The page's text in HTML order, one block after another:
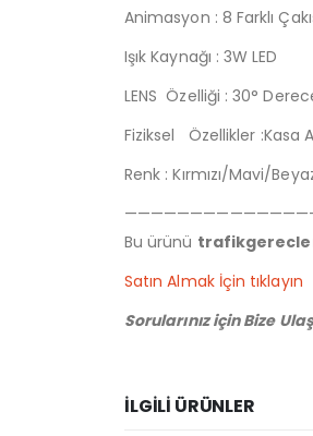
Animasyon : 8 Farklı
Işık Kaynağı : 3W LED
LENS Özelliği : 30°
Fiziksel Özellikler :Kasa
Renk : Kırmızı/Mavi/
Bu ürünü
Satın Almak İçin tıklayın
Sorularınız için Bize
İLGILI ÜRÜNLER